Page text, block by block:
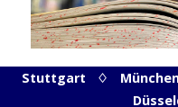
Stuttgart ♢